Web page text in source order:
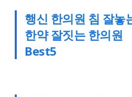
행신 한의원 침 잘놓
한약 잘짓는 한의원
Best5